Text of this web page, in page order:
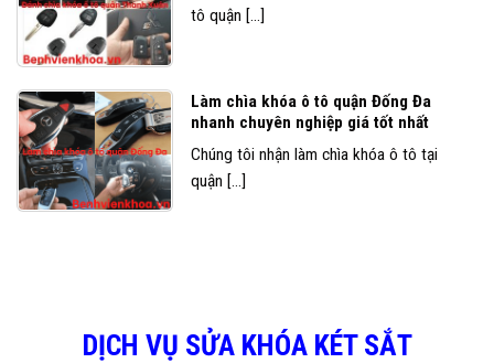
tô quận [...]
Làm chìa khóa ô tô quận Đống Đa
nhanh chuyên nghiệp giá tốt nhất
Chúng tôi nhận làm chìa khóa ô tô tại
quận [...]
DỊCH VỤ SỬA KHÓA KÉT SẮT